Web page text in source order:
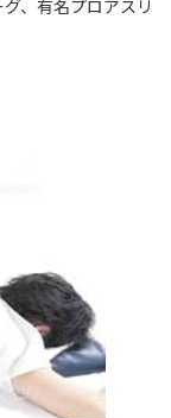
、有名プロアスリ